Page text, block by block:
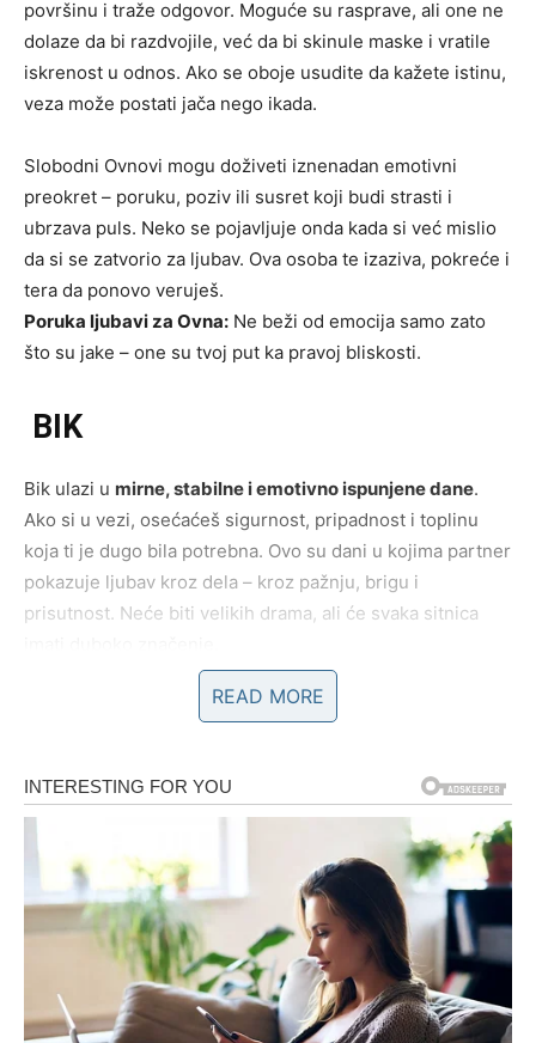
površinu i traže odgovor. Moguće su rasprave, ali one ne
dolaze da bi razdvojile, već da bi skinule maske i vratile
iskrenost u odnos. Ako se oboje usudite da kažete istinu,
veza može postati jača nego ikada.
Slobodni Ovnovi mogu doživeti iznenadan emotivni
preokret – poruku, poziv ili susret koji budi strasti i
ubrzava puls. Neko se pojavljuje onda kada si već mislio
da si se zatvorio za ljubav. Ova osoba te izaziva, pokreće i
tera da ponovo veruješ.
Poruka ljubavi za Ovna: Ne beži od emocija samo zato
što su jake – one su tvoj put ka pravoj bliskosti.
BIK
Bik ulazi u mirne, stabilne i emotivno ispunjene dane.
Ako si u vezi, osećaćeš sigurnost, pripadnost i toplinu
koja ti je dugo bila potrebna. Ovo su dani u kojima partner
pokazuje ljubav kroz dela – kroz pažnju, brigu i
prisutnost. Neće biti velikih drama, ali će svaka sitnica
Slobodni Bikovi mogu primetiti da se emocije rađaju tamo
dobija novo svetlo. Ljubav za Bika ovih dana dolazi
Poruka ljubavi za Bika:
Prava ljubav se ne dokazuje
rečima, već osećajem mira koji donosi.
BLIZANCI
Blizanci u naredna tri dana prolaze krozemotivnu
READ MORE